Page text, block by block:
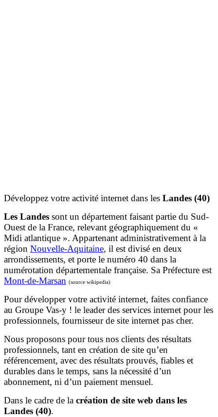
Développez votre activité internet dans les Landes (40)
Les Landes sont un département faisant partie du Sud-
Ouest de la France, relevant géographiquement du «
Midi atlantique ». Appartenant administrativement à la
région Nouvelle-Aquitaine, il est divisé en deux
arrondissements, et porte le numéro 40 dans la
numérotation départementale française. Sa Préfecture est
Mont-de-Marsan (source wikipedia)
Pour développer votre activité internet, faites confiance
au Groupe Vas-y ! le leader des services internet pour les
professionnels, fournisseur de site internet pas cher.
Nous proposons pour tous nos clients des résultats
professionnels, tant en création de site qu’en
référencement, avec des résultats prouvés, fiables et
durables dans le temps, sans la nécessité d’un
abonnement, ni d’un paiement mensuel.
Dans le cadre de la création de site web dans les
Landes (40).